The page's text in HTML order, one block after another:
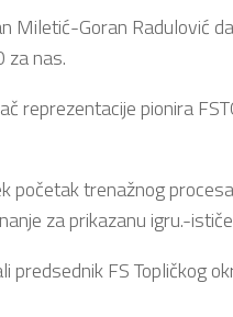
Miletić-Goran Radulović
za nas.
reprezentacije pionira
početak trenažnog
za prikazanu igru.-
predsednik FS Topličkog